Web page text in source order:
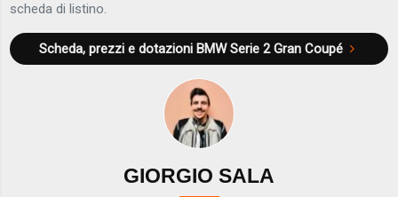
scheda di listino.
Scheda, prezzi e dotazioni BMW Serie 2 Gran Coupé
GIORGIO SALA